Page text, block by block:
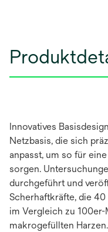
Innovatives
Netzbasis, die sich
anpasst, um so für
sorgen.
durchgeführt und
Scherhaftkräfte, die
im Vergleich zu
makrogefüllten